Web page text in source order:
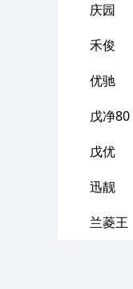
庆园
禾俊
优驰
戊净80
戊优
迅靓
兰菱王